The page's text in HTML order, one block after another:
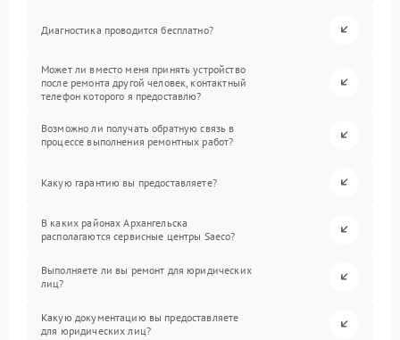
Диагностика проводится бесплатно?
Может ли вместо меня принять устройство
после ремонта другой человек, контактный
телефон которого я предоставлю?
Возможно ли получать обратную связь в
процессе выполнения ремонтных работ?
Какую гарантию вы предоставляете?
В каких районах Архангельска
располагаются сервисные центры Saeco?
Выполняете ли вы ремонт для юридических
лиц?
Какую документацию вы предоставляете
для юридических лиц?